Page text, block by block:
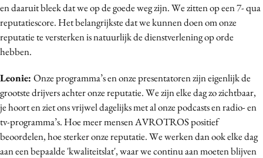
en daaruit bleek dat we op de goede weg zijn. We zitten op een 7- qua
reputatiescore. Het belangrijkste dat we kunnen doen om onze
reputatie te versterken is natuurlijk de dienstverlening op orde
hebben.
Leonie: Onze programma’s en onze presentatoren zijn eigenlijk de
grootste drijvers achter onze reputatie. We zijn elke dag zo zichtbaar,
je hoort en ziet ons vrijwel dagelijks met al onze podcasts en radio- en
tv-programma’s. Hoe meer mensen AVROTROS positief
beoordelen, hoe sterker onze reputatie. We werken dan ook elke dag
aan een bepaalde 'kwaliteitslat', waar we continu aan moeten blijven